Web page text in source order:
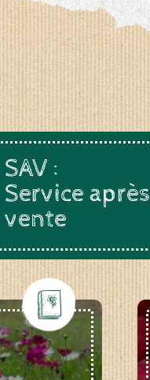
SAV :
Service après
vente